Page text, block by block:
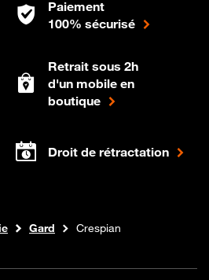
Paiement
100% sécurisé
Retrait sous 2h
d'un mobile en
boutique
Droit de rétractation
Gard Crespian